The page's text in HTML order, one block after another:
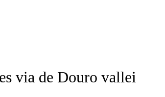
via de Douro vallei